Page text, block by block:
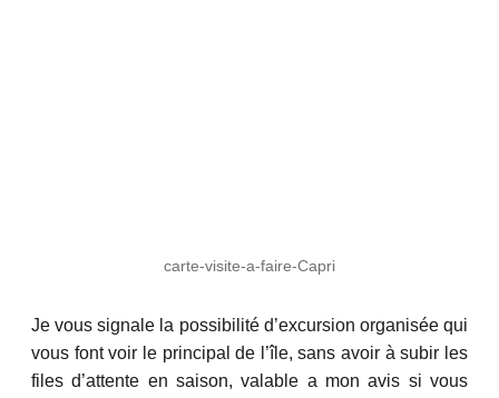
carte-visite-a-faire-Capri
Je vous signale la possibilité d’excursion organisée qui
vous font voir le principal de l’île, sans avoir à subir les
files d’attente en saison, valable a mon avis si vous